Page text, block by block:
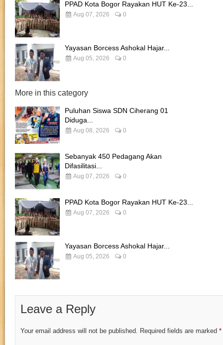
PPAD Kota Bogor Rayakan HUT Ke-23...
Aug 07, 2026 0
Yayasan Borcess Ashokal Hajar...
Aug 05, 2026 0
More in this category
Puluhan Siswa SDN Ciherang 01
Diduga...
Aug 08, 2026 0
Sebanyak 450 Pedagang Akan
Difasilitasi...
Aug 07, 2026 0
PPAD Kota Bogor Rayakan HUT Ke-23...
Aug 07, 2026 0
Yayasan Borcess Ashokal Hajar...
Aug 05, 2026 0
Leave a Reply
Your email address will not be published. Required fields are marked *